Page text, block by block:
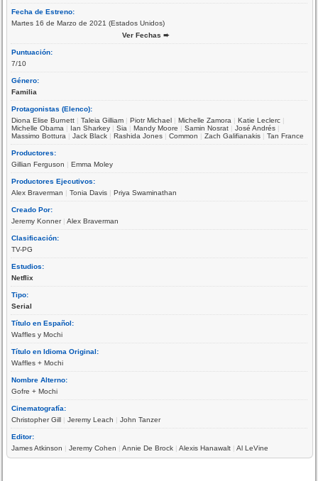
Fecha de Estreno:
Martes 16 de Marzo de 2021 (Estados Unidos)
Ver Fechas ➨
Puntuación:
7/10
Género:
Familia
Protagonistas (Elenco):
Diona Elise Burnett |Taleia Gilliam |Piotr Michael |Michelle Zamora |Katie Leclerc |
Michelle Obama | Ian Sharkey |Sia |Mandy Moore |Samin Nosrat |José Andrés |
Massimo Bottura |Jack Black |Rashida Jones |Common |Zach Galifianakis |Tan France
Productores:
Gillian Ferguson |Emma Moley
Productores Ejecutivos:
Alex Braverman |Tonia Davis |Priya Swaminathan
Creado Por:
Jeremy Konner|Alex Braverman
Clasificación:
TV-PG
Estudios:
Netflix
Tipo:
Serial
Título en Español:
Waffles y Mochi
Título en Idioma Original:
Waffles + Mochi
Nombre Alterno:
Gofre + Mochi
Cinematografía:
Christopher Gill |Jeremy Leach |John Tanzer
Editor:
James Atkinson |Jeremy Cohen |Annie De Brock |Alexis Hanawalt |Al LeVine